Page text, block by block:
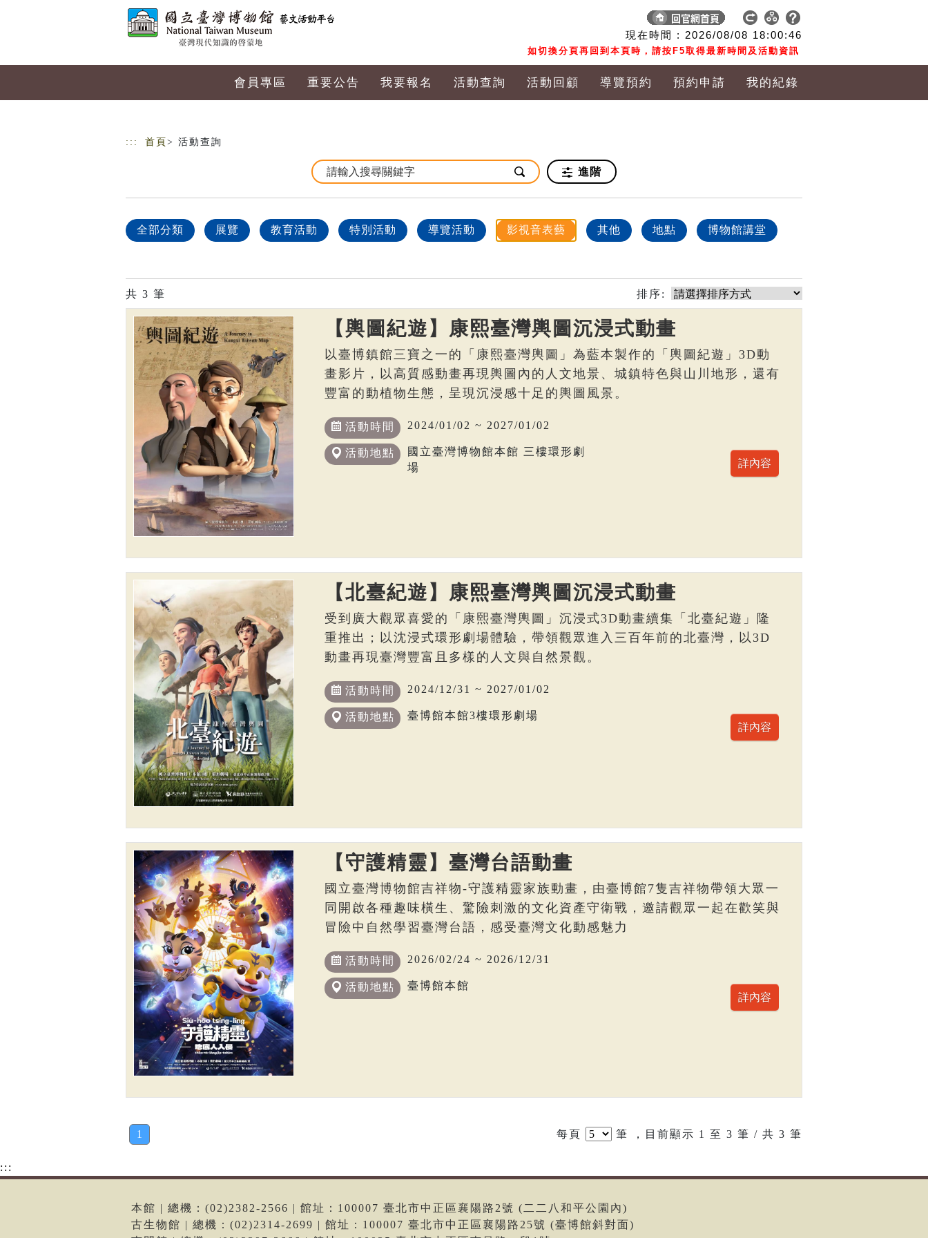
現在時間 : 2026/08/08 18:00:47
如切換分頁再回到本頁時，請按F5取得最新時間及活動資訊
會員專區 重要公告 我要報名 活動查詢 活動回顧 導覽預約 預約申請 我的紀錄
::: 首頁 > 活動查詢
進階
全部分類 展覽 教育活動 特別活動 導覽活動 影視音表藝 其他 地點 博物館講堂
共 3 筆 排序:
【輿圖紀遊】康熙臺灣輿圖沉浸式動畫
以臺博鎮館三寶之一的「康熙臺灣輿圖」為藍本製作的「輿圖紀遊」3D動
畫影片，以高質感動畫再現輿圖內的人文地景、城鎮特色與山川地形，還有
豐富的動植物生態，呈現沉浸感十足的輿圖風景。
活動時間 2024/01/02 ~ 2027/01/02
活動地點
國立臺灣博物館本館 三樓環形劇
場
【北臺紀遊】康熙臺灣輿圖沉浸式動畫
受到廣大觀眾喜愛的「康熙臺灣輿圖」沉浸式3D動畫續集「北臺紀遊」隆
重推出；以沈浸式環形劇場體驗，帶領觀眾進入三百年前的北臺灣，以3D
動畫再現臺灣豐富且多樣的人文與自然景觀。
活動時間 2024/12/31 ~ 2027/01/02
活動地點 臺博館本館3樓環形劇場
【守護精靈】臺灣台語動畫
國立臺灣博物館吉祥物-守護精靈家族動畫，由臺博館7隻吉祥物帶領大眾一
同開啟各種趣味橫生、驚險刺激的文化資產守衛戰，邀請觀眾一起在歡笑與
冒險中自然學習臺灣台語，感受臺灣文化動感魅力
活動時間 2026/02/24 ~ 2026/12/31
活動地點 臺博館本館
1 每頁 筆 ，目前顯示 1 至 3 筆 / 共 3 筆
:::
本館 | 總機：(02)2382-2566 | 館址：100007 臺北市中正區襄陽路2號 (二二八和平公園內)
古生物館 | 總機：(02)2314-2699 | 館址：100007 臺北市中正區襄陽路25號 (臺博館斜對面)